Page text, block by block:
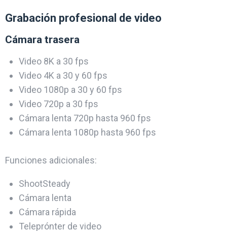
Grabación profesional de video
Cámara trasera
Video 8K a 30 fps
Video 4K a 30 y 60 fps
Video 1080p a 30 y 60 fps
Video 720p a 30 fps
Cámara lenta 720p hasta 960 fps
Cámara lenta 1080p hasta 960 fps
Funciones adicionales:
ShootSteady
Cámara lenta
Cámara rápida
Teleprónter de video